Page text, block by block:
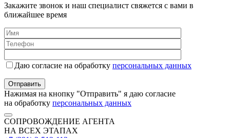
Закажите звонок и наш специалист свяжется с вами в
ближайшее время
Даю согласие на обработку персональных данных
Нажимая на кнопку "Отправить" я даю согласие
на обработку персональных данных
СОПРОВОЖДЕНИЕ АГЕНТА
НА ВСЕХ ЭТАПАХ